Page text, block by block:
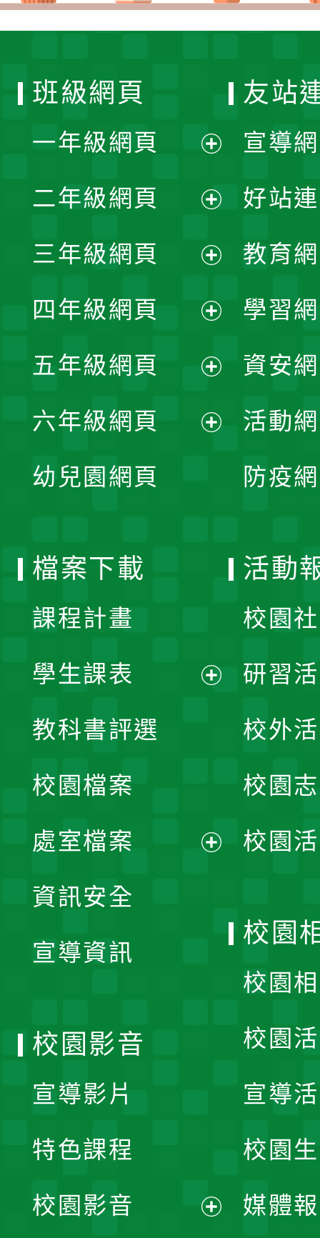
班級網頁
一年級網頁
開
選
單
二年級網頁
開
選
單
三年級網頁
開
選
單
四年級網頁
開
選
五年級網頁
開
六年級網頁
幼兒園網頁
友站
宣導
好站
教育
學習
資安
活動
防疫
檔案下載
課程計畫
學生課表
單
教科書評選
校園檔案
處室檔案
資訊安全
宣導資訊
活動
校園
研習
校外
校園
校園
校園
校園
校園
宣導
校園
媒體
校園影音
宣導影片
特色課程
校園影音